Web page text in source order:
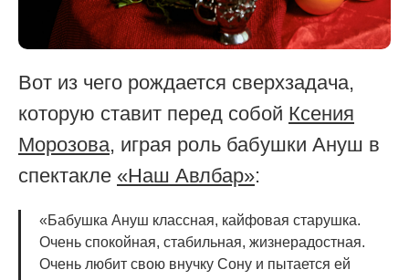
Вот из чего рождается сверхзадача,
которую ставит перед собой Ксения
Морозова, играя роль бабушки Ануш в
спектакле «Наш Авлбар»:
«Бабушка Ануш классная, кайфовая старушка.
Очень спокойная, стабильная, жизнерадостная.
Очень любит свою внучку Сону и пытается ей